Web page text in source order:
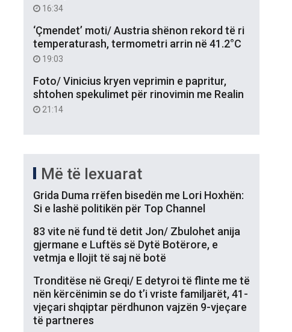
16:34
‘Çmendet’ moti/ Austria shënon rekord të ri
temperaturash, termometri arrin në 41.2°C
19:03
Foto/ Vinicius kryen veprimin e papritur,
shtohen spekulimet për rinovimin me Realin
21:14
Më të lexuarat
Grida Duma rrëfen bisedën me Lori Hoxhën:
Si e lashë politikën për Top Channel
83 vite në fund të detit Jon/ Zbulohet anija
gjermane e Luftës së Dytë Botërore, e
vetmja e llojit të saj në botë
Tronditëse në Greqi/ E detyroi të flinte me të
nën kërcënimin se do t’i vriste familjarët, 41-
vjeçari shqiptar përdhunon vajzën 9-vjeçare
të partneres